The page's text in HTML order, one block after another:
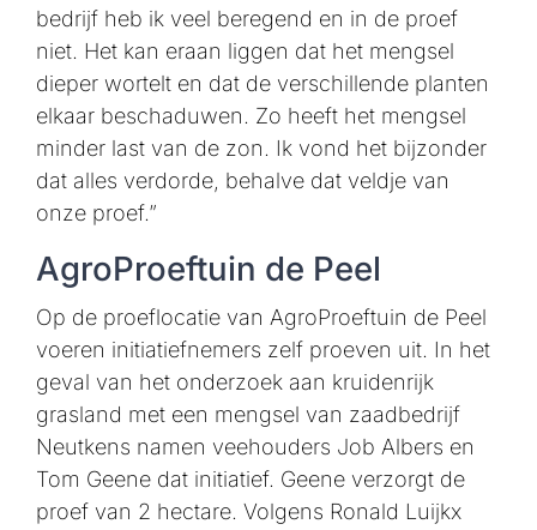
bedrijf heb ik veel beregend en in de proef
niet. Het kan eraan liggen dat het mengsel
dieper wortelt en dat de verschillende planten
elkaar beschaduwen. Zo heeft het mengsel
minder last van de zon. Ik vond het bijzonder
dat alles verdorde, behalve dat veldje van
onze proef.”
AgroProeftuin de Peel
Op de proeflocatie van AgroProeftuin de Peel
voeren initiatiefnemers zelf proeven uit. In het
geval van het onderzoek aan kruidenrijk
grasland met een mengsel van zaadbedrijf
Neutkens namen veehouders Job Albers en
Tom Geene dat initiatief. Geene verzorgt de
proef van 2 hectare. Volgens Ronald Luijkx